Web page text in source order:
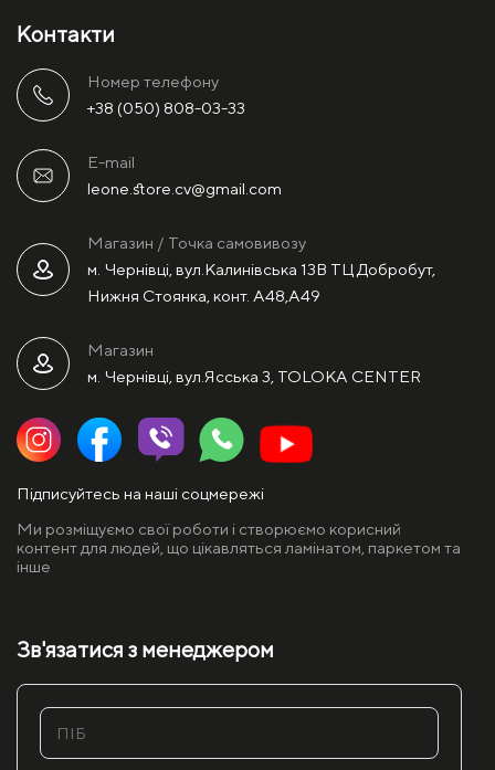
Контакти
Номер телефону
+38 (050) 808-03-33
E-mail
leone.store.cv@gmail.com
Магазин / Точка самовивозу
м. Чернівці, вул.Калинівська 13В ТЦ Добробут,
Нижня Стоянка, конт. А48,А49
Магазин
м. Чернівці, вул.Ясська 3, TOLOKA CENTER
Підписуйтесь на наші соцмережі
Ми розміщуємо свої роботи і створюємо корисний
контент для людей, що цікавляться ламінатом, паркетом та
інше
Зв'язатися з менеджером